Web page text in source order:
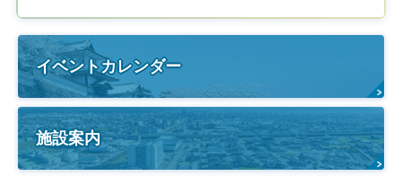
イベントカレンダー
施設案内